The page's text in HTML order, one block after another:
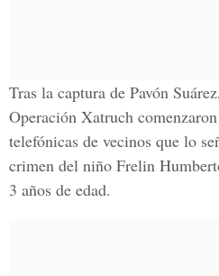
Tras la captura de Pavón
Operación Xatruch
telefónicas de vecinos que lo
crimen del niño Frelin
3 años de edad.